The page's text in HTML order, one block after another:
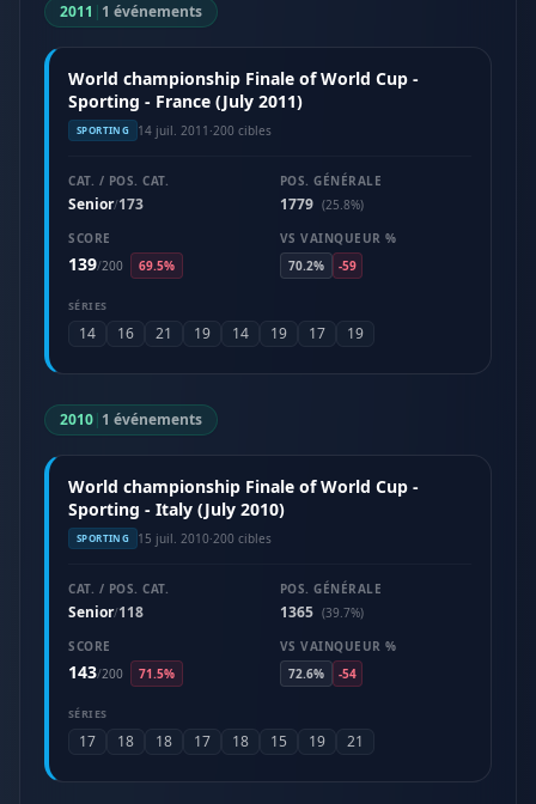
2011 | 1 événements
World championship Finale of World Cup -
Sporting - France (July 2011)
SPORTING 14 juil. 2011 ·200 cibles
CAT. / POS. CAT.
Senior/173
POS. GÉNÉRALE
1779 (25.8%)
SCORE
139/200 69.5%
VS VAINQUEUR %
70.2%
-59
SÉRIES
14 16 21 19 14 19 17 19
2010| 1 événements
World championship Finale of World Cup -
Sporting - Italy (July 2010)
SPORTING 15 juil. 2010·200 cibles
CAT. / POS. CAT.
Senior/118
POS. GÉNÉRALE
1365 (39.7%)
SCORE
143/200 71.5%
VS VAINQUEUR %
72.6%
-54
SÉRIES
17 18 18 17 18 15 19 21